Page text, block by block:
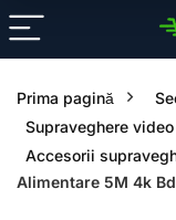
Prima pagină
Supraveghere
Accesorii
Alimentare 5M 4k